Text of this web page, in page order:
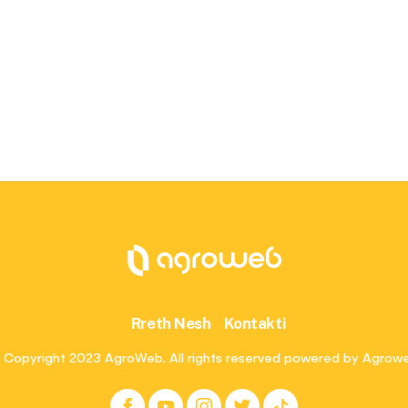
Rreth Nesh Kontakti
2023 AgroWeb. All rights reserved powered by